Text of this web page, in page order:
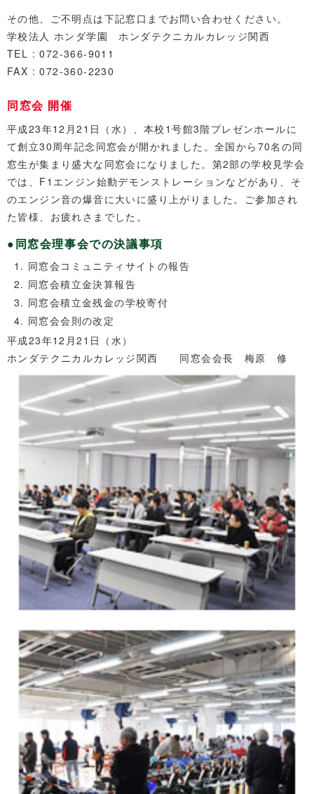
その他、ご不明点は下記窓口までお問い合わせください。
学校法人 ホンダ学園 ホンダテクニカルカレッジ関西
TEL : 072-366-9011
FAX : 072-360-2230
同窓会 開催
平成23年12月21日（水）、本校1号館3階プレゼンホールに
て創立30周年記念同窓会が開かれました。全国から70名の同
窓生が集まり盛大な同窓会になりました。第2部の学校見学会
では、F1エンジン始動デモンストレーションなどがあり、そ
のエンジン音の爆音に大いに盛り上がりました。ご参加され
た皆様、お疲れさまでした。
●同窓会理事会での決議事項
同窓会コミュニティサイトの報告
同窓会積立金決算報告
同窓会積立金残金の学校寄付
同窓会会則の改定
平成23年12月21日（水）
ホンダテクニカルカレッジ関西 同窓会会長 梅原 修